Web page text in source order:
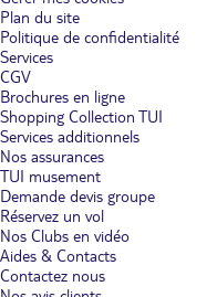
Plan du site
Politique de confidentialité
Services
CGV
Brochures en ligne
Shopping Collection TUI
Services additionnels
Nos assurances
TUI musement
Demande devis groupe
Réservez un vol
Nos Clubs en vidéo
Aides & Contacts
Contactez nous